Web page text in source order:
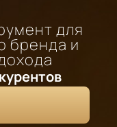
для
бренда и